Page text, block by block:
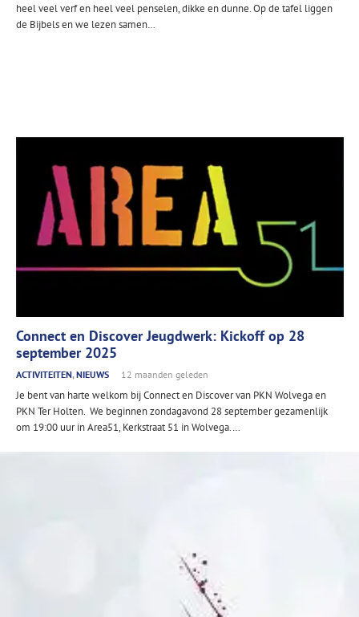
heel veel verf en heel veel penselen, dikke en dunne. Op de tafel liggen
de Bijbels en we lezen samen…
Connect en Discover Jeugdwerk: Kickoff op 28
september 2025
ACTIVITEITEN,NIEUWS 12 maanden geleden
Je bent van harte welkom bij Connect en Discover van PKN Wolvega en
PKN Ter Holten. We beginnen zondagavond 28 september gezamenlijk
om 19:00 uur in Area51, Kerkstraat 51 in Wolvega.…